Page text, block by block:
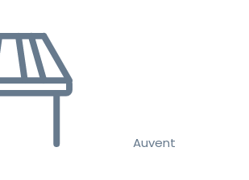
Auvent